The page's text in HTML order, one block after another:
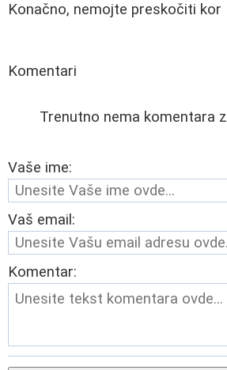
Konačno, nemojte preskočiti kor
Komentari
Trenutno nema komentara
Vaše ime:
Vaš email:
Komentar: